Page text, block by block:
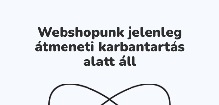
Webshopunk jelenleg
átmeneti karbantartás
alatt áll